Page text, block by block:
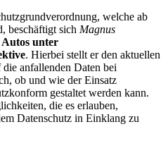
welche ab
beschäftigt sich Magnus
Autos unter
. Hierbei stellt er den aktuellen
anfallenden Daten bei
ob und wie der Einsatz
gestaltet werden kann.
die es erlauben,
Datenschutz in Einklang zu